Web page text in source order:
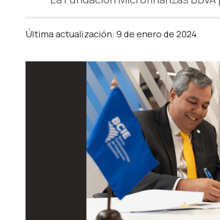
Última actualización: 9 de enero de 2024